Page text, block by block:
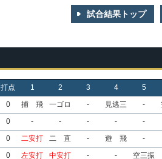
試合結果トップ
打点 1 2 3 4 5
0 捕 飛 一ゴロ - 見逃三 -
0 - - - - -
0 二安打 二 直 - 遊 飛 -
0 左安打 中安打 - - 空三振